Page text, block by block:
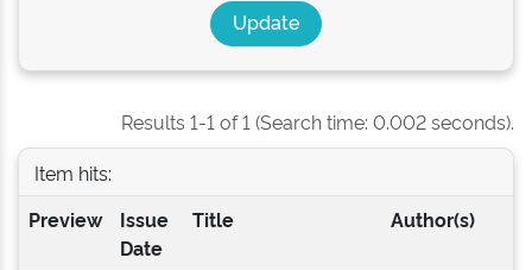
Results 1-1 of 1 (Search time: 0.002 seconds).
Item hits:
Preview
Issue
Date
Title Author(s)